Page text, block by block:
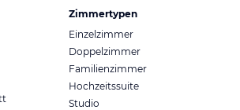
Zimmertypen
Einzelzimmer
Doppelzimmer
Familienzimmer
Hochzeitssuite
Studio